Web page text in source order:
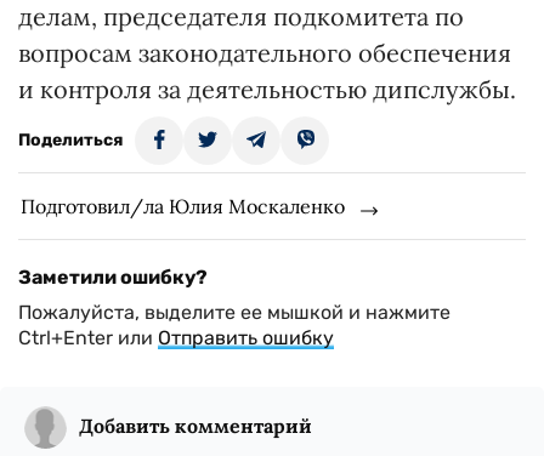
делам, председателя подкомитета по
вопросам законодательного обеспечения
и контроля за деятельностью дипслужбы.
Поделиться
Подготовил/ла Юлия Москаленко
Заметили ошибку?
Пожалуйста, выделите ее мышкой и нажмите
Ctrl+Enter или Отправить ошибку
Добавить комментарий